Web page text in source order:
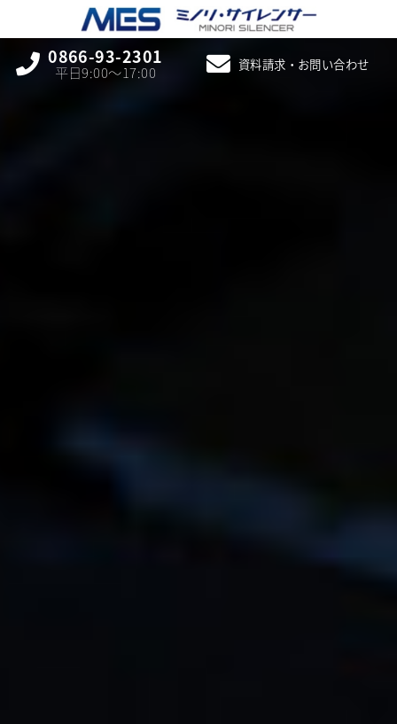
0866-93-2301
平日9:00〜17:00 資料請求・お問い合わせ